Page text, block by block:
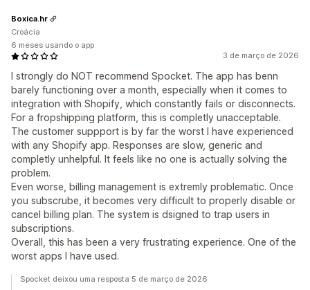
3 de março de 2026
I strongly do NOT recommend Spocket. The app has benn
barely functioning over a month, especially when it comes to
integration with Shopify, which constantly fails or disconnects.
For a fropshipping platform, this is completly unacceptable.
The customer suppport is by far the worst I have experienced
with any Shopify app. Responses are slow, generic and
completly unhelpful. It feels like no one is actually solving the
problem.
Even worse, billing management is extremly problematic. Once
you subscrube, it becomes very difficult to properly disable or
cancel billing plan. The system is dsigned to trap users in
subscriptions.
Overall, this has been a very frustrating experience. One of the
worst apps I have used.
Boxica.hr
Croácia
6 meses usando o app
Spocket deixou uma resposta 5 de março de 2026